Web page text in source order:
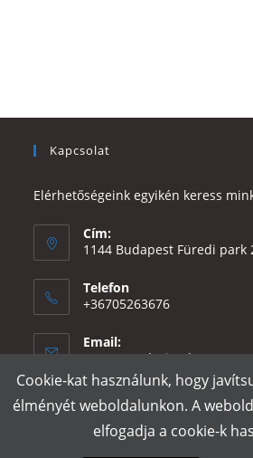
Kapcsolat
Elérhetőségeink egyikén keress
Cím:
1144 Budapest Füredi park
Telefon
+36705263676
Email:
eszter@e-design.huOpens
in
your
Szállítás és fizetés
Cookie-kat használunk, hogy
élményét weboldalunkon. A
elfogadja a cookie-k